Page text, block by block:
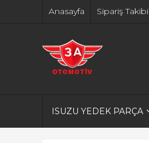
Anasayfa Sipariş Takibi
ISUZU YEDEK PARÇA